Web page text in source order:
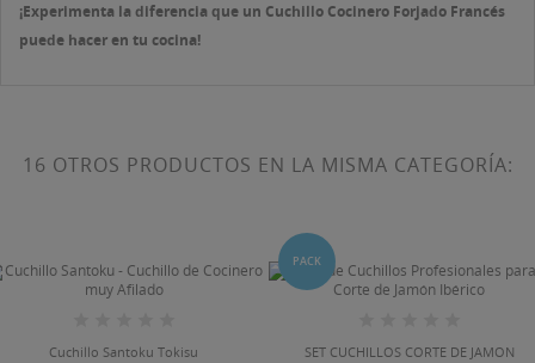
¡Experimenta la diferencia que un Cuchillo Cocinero Forjado Francés
puede hacer en tu cocina!
16 OTROS PRODUCTOS EN LA MISMA CATEGORÍA:
Cuchillo Santoku Tokisu
PACK
SET CUCHILLOS CORTE DE JAMON